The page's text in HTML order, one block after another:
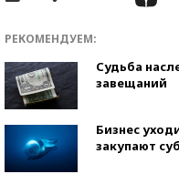
РЕКОМЕНДУЕМ:
Судьба
завещаний
Бизнес
закупают